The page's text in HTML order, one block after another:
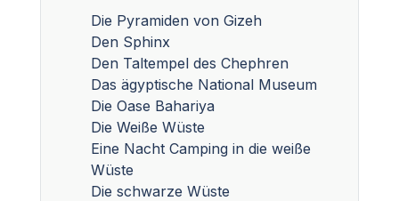
Die Pyramiden von Gizeh
Den Sphinx
Den Taltempel des Chephren
Das ägyptische National Museum
Die Oase Bahariya
Die Weiße Wüste
Eine Nacht Camping in die weiße
Wüste
Die schwarze Wüste